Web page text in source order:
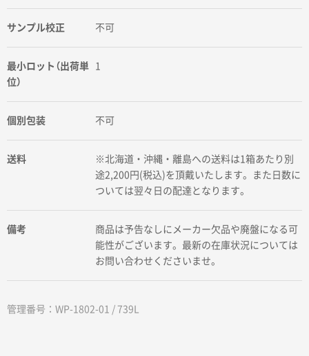
サンプル校正 不可
最小ロット（出荷単
位）
1
個別包装 不可
送料
※北海道・沖縄・離島への送料は1箱あたり別
途2,200円(税込)を頂戴いたします。また日数に
ついては翌々日の配達となります。
備考
商品は予告なしにメーカー欠品や廃盤になる可
能性がございます。最新の在庫状況については
お問い合わせくださいませ。
管理番号：WP-1802-01 / 739L